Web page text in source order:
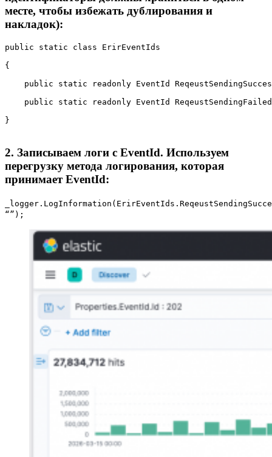
месте, чтобы избежать дублирования и
накладок):
public static class ErirEventIds
{
public static readonly EventId
public static readonly EventId ReqeustSendingFailed
}
2. Записываем логи с EventId. Используем
перегрузку метода логирования, которая
принимает EventId:
“”);